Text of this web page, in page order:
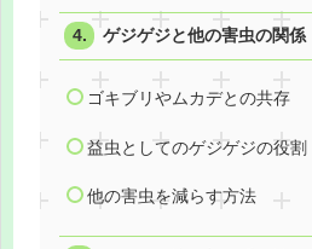
ゲジゲジと他の害虫の関係
ゴキブリやムカデとの共存
益虫としてのゲジゲジの役割
他の害虫を減らす方法